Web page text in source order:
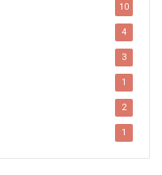
10
4
3
1
2
1